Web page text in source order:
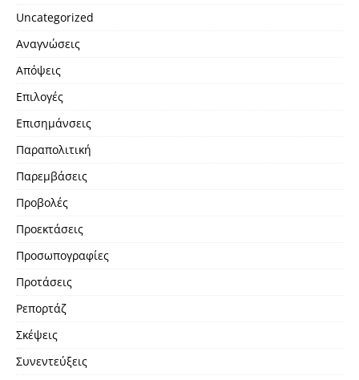
Uncategorized
Αναγνώσεις
Απόψεις
Επιλογές
Επισημάνσεις
Παραπολιτική
Παρεμβάσεις
Προβολές
Προεκτάσεις
Προσωπογραφίες
Προτάσεις
Ρεπορτάζ
Σκέψεις
Συνεντεύξεις